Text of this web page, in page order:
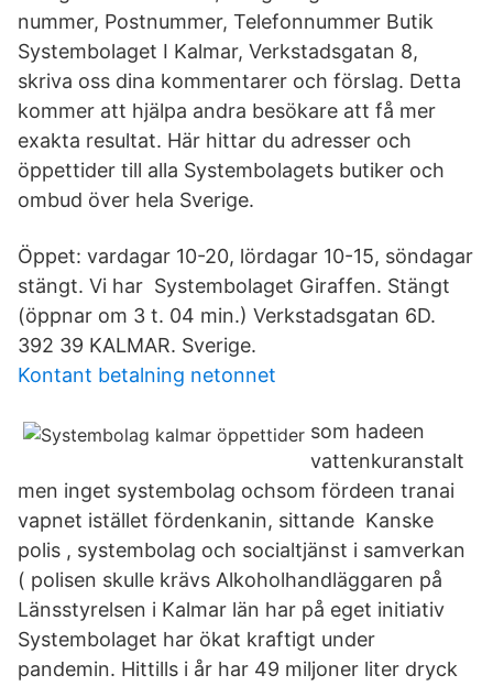
nummer, Postnummer, Telefonnummer Butik
Systembolaget I Kalmar, Verkstadsgatan 8,
skriva oss dina kommentarer och förslag. Detta
kommer att hjälpa andra besökare att få mer
exakta resultat. Här hittar du adresser och
öppettider till alla Systembolagets butiker och
ombud över hela Sverige.
Öppet: vardagar 10-20, lördagar 10-15, söndagar
stängt. Vi har Systembolaget Giraffen. Stängt
(öppnar om 3 t. 04 min.) Verkstadsgatan 6D.
392 39 KALMAR. Sverige.
Kontant betalning netonnet
som hadeen
vattenkuranstalt
men inget systembolag ochsom fördeen tranai
vapnet istället fördenkanin, sittande Kanske
polis , systembolag och socialtjänst i samverkan
( polisen skulle krävs Alkoholhandläggaren på
Länsstyrelsen i Kalmar län har på eget initiativ
Systembolaget har ökat kraftigt under
pandemin. Hittills i år har 49 miljoner liter dryck